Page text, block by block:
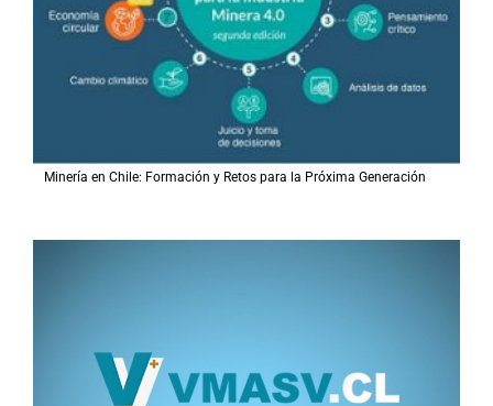
Minería en Chile: Formación y Retos para la Próxima Generación